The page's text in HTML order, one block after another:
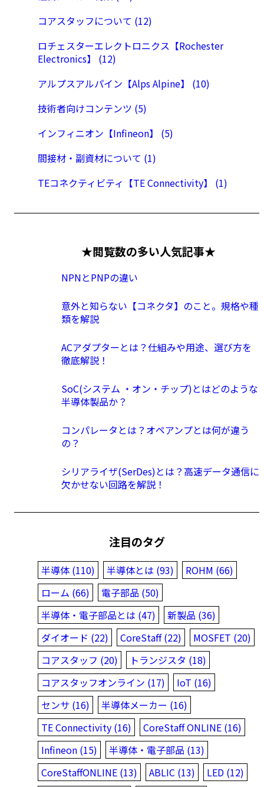
コアスタッフについて (12)
ロチェスターエレクトロニクス【Rochester
Electronics】 (12)
アルプスアルパイン【Alps Alpine】 (10)
技術者向けコンテンツ (5)
インフィニオン【Infineon】 (5)
間接材・副資材について (1)
TEコネクティビティ【TE Connectivity】 (1)
★閲覧数の多い人気記事★
NPNとPNPの違い
意外と知らない【コネクタ】のこと。規格や種
類を解説
ACアダプターとは？仕組みや用途、選び方を
徹底解説！
SoC(システム ・オン・チップ)とはどのような
半導体製品か？
コンパレータとは？オペアンプとは何が違う
の？
シリアライザ(SerDes)とは？高速データ通信に
欠かせない回路を解説！
注目のタグ
半導体 (110) 半導体とは (93)
ROHM (66)
ローム (66)
電子部品 (50)
半導体・電子部品とは (47)
新製品 (36)
ダイオード (22)
CoreStaff (22)
MOSFET (20)
コアスタッフ (20)
トランジスタ (18)
コアスタッフオンライン (17)
IoT (16)
センサ (16)
半導体メーカー (16)
TE Connectivity (16)
CoreStaff ONLINE (16)
Infineon (15)
半導体・電子部品 (13)
CoreStaffONLINE (13)
ABLIC (13)
LED (12)